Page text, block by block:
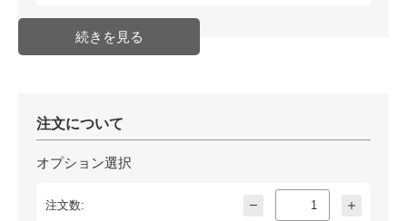
JAN
注文について
オプション選択
注文数: